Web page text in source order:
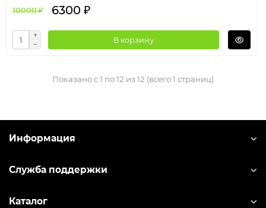
10000 ₽ 6300 ₽
В корзину
Показано с 1 по 12 из 12 (всего 1 страниц)
Информация
Служба поддержки
Каталог